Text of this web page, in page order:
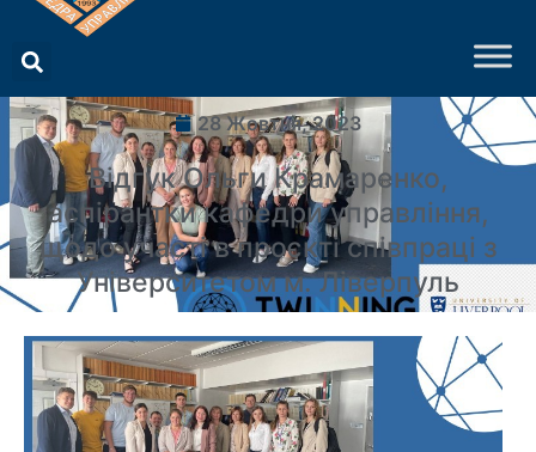
28 Жовтня, 2023
Відгук Ольги Крамаренко,
аспірантки кафедри управління,
щодо участі в проєкті співпраці з
Університетом м. Ліверпуль